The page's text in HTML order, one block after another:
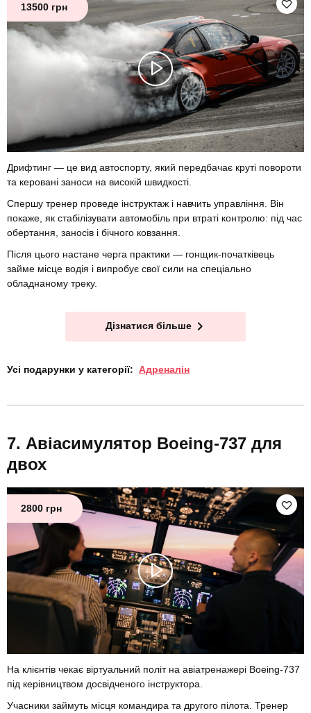
13500 грн
Дрифтинг — це вид автоспорту, який передбачає круті повороти
та керовані заноси на високій швидкості.
Спершу тренер проведе інструктаж і навчить управління. Він
покаже, як стабілізувати автомобіль при втраті контролю: під час
обертання, заносів і бічного ковзання.
Після цього настане черга практики — гонщик-початківець
займе місце водія і випробує свої сили на спеціально
обладнаному треку.
Дізнатися більше
Усі подарунки у категорії: Адреналін
Авіасимулятор Boeing-737 для
двох
2800 грн
На клієнтів чекає віртуальний політ на авіатренажері Boeing-737
під керівництвом досвідченого інструктора.
Учасники займуть місця командира та другого пілота. Тренер